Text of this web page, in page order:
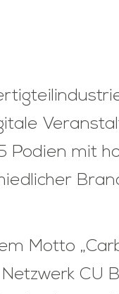
mit
Motto
CU